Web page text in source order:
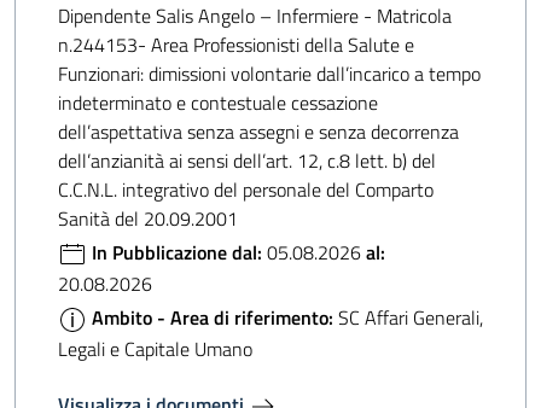
Dipendente Salis Angelo – Infermiere - Matricola
n.244153- Area Professionisti della Salute e
Funzionari: dimissioni volontarie dall’incarico a tempo
indeterminato e contestuale cessazione
dell’aspettativa senza assegni e senza decorrenza
dell’anzianità ai sensi dell’art. 12, c.8 lett. b) del
C.C.N.L. integrativo del personale del Comparto
Sanità del 20.09.2001
In Pubblicazione dal: 05.08.2026al:
20.08.2026
Ambito - Area di riferimento: SC Affari Generali,
Legali e Capitale Umano